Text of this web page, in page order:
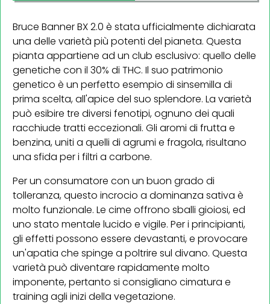
Bruce Banner BX 2.0 è stata ufficialmente dichiarata
una delle varietà più potenti del pianeta. Questa
pianta appartiene ad un club esclusivo: quello delle
genetiche con il 30% di THC. Il suo patrimonio
genetico è un perfetto esempio di sinsemilla di
prima scelta, all'apice del suo splendore. La varietà
può esibire tre diversi fenotipi, ognuno dei quali
racchiude tratti eccezionali. Gli aromi di frutta e
benzina, uniti a quelli di agrumi e fragola, risultano
una sfida per i filtri a carbone.
Per un consumatore con un buon grado di
tolleranza, questo incrocio a dominanza sativa è
molto funzionale. Le cime offrono sballi gioiosi, ed
uno stato mentale lucido e vigile. Per i principianti,
gli effetti possono essere devastanti, e provocare
un'apatia che spinge a poltrire sul divano. Questa
varietà può diventare rapidamente molto
imponente, pertanto si consigliano cimatura e
training agli inizi della vegetazione.